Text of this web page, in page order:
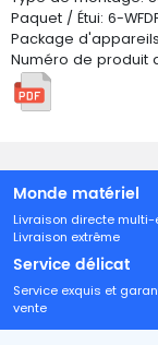
Paquet / Étui: 6-
Package
Numéro de produit
Monde matériel
Livraison directe multi-
Livraison extrême
Service délicat
Service exquis et
vente